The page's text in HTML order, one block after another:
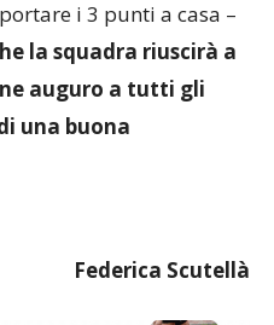
i 3 punti a casa –
la squadra riuscirà a
auguro a tutti gli
una buona
Federica Scutellà